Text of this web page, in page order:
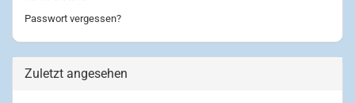
Passwort vergessen?
Zuletzt angesehen